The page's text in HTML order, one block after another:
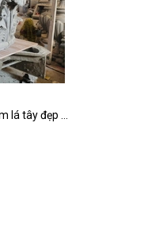
Đầu cột tròn ĐK 55cm lá tây đẹp